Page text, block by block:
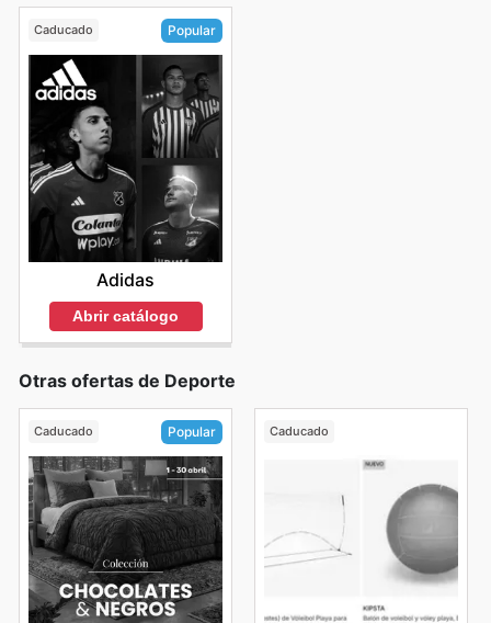
Caducado Popular
Adidas
Abrir catálogo
Otras ofertas de Deporte
Caducado Popular Caducado